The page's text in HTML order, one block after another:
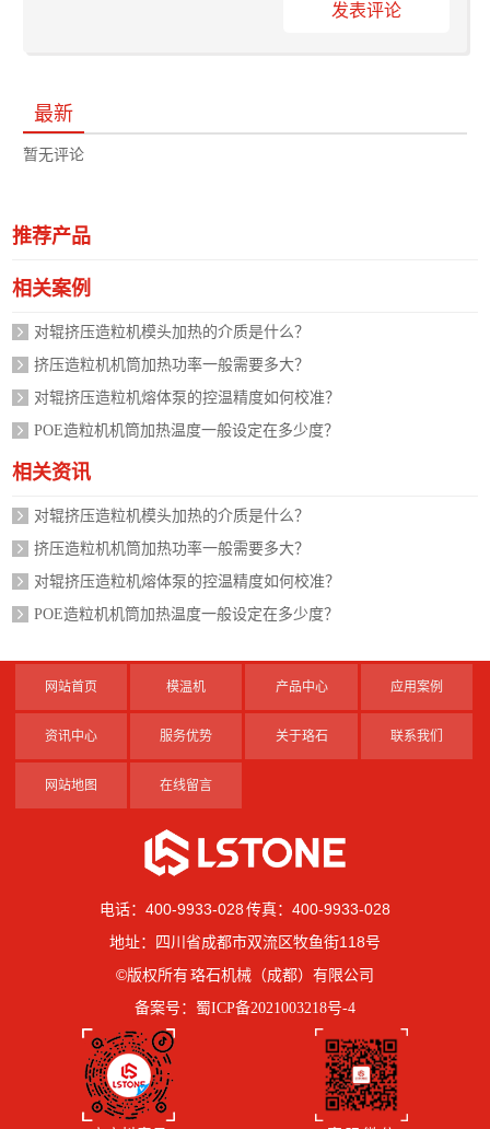
发表评论
最新
暂无评论
推荐产品
相关案例
对辊挤压造粒机模头加热的介质是什么？
挤压造粒机机筒加热功率一般需要多大？
对辊挤压造粒机熔体泵的控温精度如何校准？
POE造粒机机筒加热温度一般设定在多少度？
相关资讯
对辊挤压造粒机模头加热的介质是什么？
挤压造粒机机筒加热功率一般需要多大？
对辊挤压造粒机熔体泵的控温精度如何校准？
POE造粒机机筒加热温度一般设定在多少度？
网站首页 模温机 产品中心 应用案例
资讯中心 服务优势 关于珞石 联系我们
网站地图 在线留言
电话：400-9933-028 传真：400-9933-028
地址：四川省成都市双流区牧鱼街118号
©版权所有 珞石机械（成都）有限公司
备案号： 蜀ICP备2021003218号-4